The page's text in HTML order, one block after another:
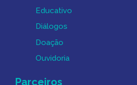
Educativo
Diálogos
Doação
Ouvidoria
Parceiros